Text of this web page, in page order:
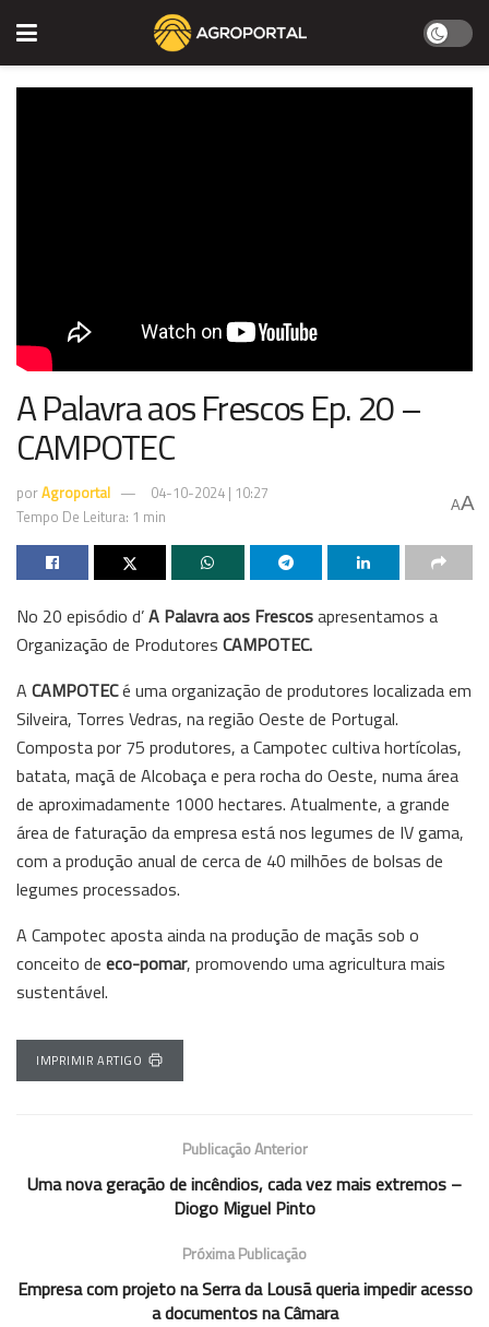
A Palavra aos Frescos Ep. 20 –
CAMPOTEC
porAgroportal
04-10-2024 | 10:27
Tempo De Leitura: 1 min
AA
No 20 episódio d’A Palavra aos Frescosapresentamos a
Organização de Produtores CAMPOTEC.
A CAMPOTECé uma organização de produtores localizada em
Silveira, Torres Vedras, na região Oeste de Portugal.
Composta por 75 produtores, a Campotec cultiva hortícolas,
batata, maçã de Alcobaça e pera rocha do Oeste, numa área
de aproximadamente 1000 hectares. Atualmente, a grande
área de faturação da empresa está nos legumes de IV gama,
com a produção anual de cerca de 40 milhões de bolsas de
legumes processados.
A Campotec aposta ainda na produção de maçãs sob o
conceito de eco-pomar, promovendo uma agricultura mais
sustentável.
IMPRIMIR ARTIGO
Publicação Anterior
Uma nova geração de incêndios, cada vez mais extremos –
Diogo Miguel Pinto
Próxima Publicação
Empresa com projeto na Serra da Lousã queria impedir acesso
a documentos na Câmara